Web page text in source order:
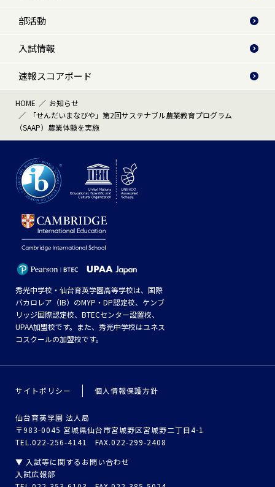
部活動
入試情報
速報スコアボード
HOME
お知らせ
「せんだいまなびや」第2回サステナブル農業教育プログラム
（SAAP）農業体験を実施
秀光中学校・仙台育英学園高等学校は、国際
バカロレア（IB）のMYP・DP認定校、ケンブ
リッジ国際認定校、BTECセンター設置校、
UPAA加盟校です。また、秀光中学校はユネス
コスクールの加盟校です。
サイトポリシー 個人情報保護方針
仙台育英学園 法人局
〒983-0045 宮城県仙台市宮城野区宮城野二丁目4-1
TEL.022-256-4141 FAX.022-299-2408
▼ 入試等に関するお問い合わせ
入試広報部